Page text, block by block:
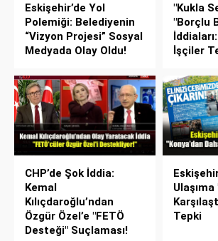
Eskişehir’de Yol
Polemiği: Belediyenin
“Vizyon Projesi” Sosyal
Medyada Olay Oldu!
"Kukla
"Borçlu
İşçiler
CHP’de Şok İddia:
Kemal
Kılıçdaroğlu’ndan
Özgür Özel’e "FETÖ
Desteği" Suçlaması!
Tepki